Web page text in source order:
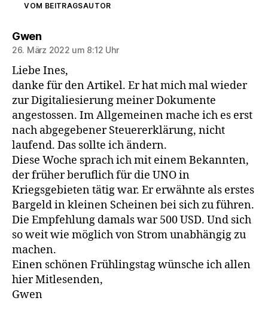
VOM BEITRAGSAUTOR
Gwensagt:
26. März 2022 um 8:12 Uhr
Liebe Ines,
danke für den Artikel. Er hat mich mal wieder
zur Digitaliesierung meiner Dokumente
angestossen. Im Allgemeinen mache ich es erst
nach abgegebener Steuererklärung, nicht
laufend. Das sollte ich ändern.
Diese Woche sprach ich mit einem Bekannten,
der früher beruflich für die UNO in
Kriegsgebieten tätig war. Er erwähnte als erstes
Bargeld in kleinen Scheinen bei sich zu führen.
Die Empfehlung damals war 500 USD. Und sich
so weit wie möglich von Strom unabhängig zu
machen.
Einen schönen Frühlingstag wünsche ich allen
hier Mitlesenden,
Gwen